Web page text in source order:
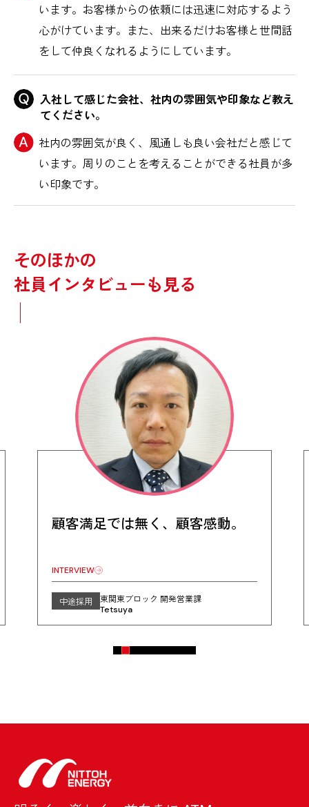
います。お客様からの依頼には迅速に対応するよう
心がけています。また、出来るだけお客様と世間話
をして仲良くなれるようにしています。
入社して感じた会社、社内の雰囲気や印象など教え
てください。
社内の雰囲気が良く、風通しも良い会社だと感じて
います。周りのことを考えることができる社員が多
い印象です。
そのほかの
社員インタビューも見る
顧客満足では無く、顧客感動。
INTERVIEW
中途採用 東関東ブロック 開発営業課
Tetsuya